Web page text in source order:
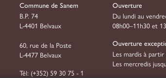
Commune de Sanem
B.P. 74
L-4401 Belvaux
60, rue de la Poste
L-4477 Belvaux
Tél: (+352) 59 30 75 - 1
Ouverture
Du lundi au
08h00–11h30 et
Ouverture
Les mardis à
Les mercredis